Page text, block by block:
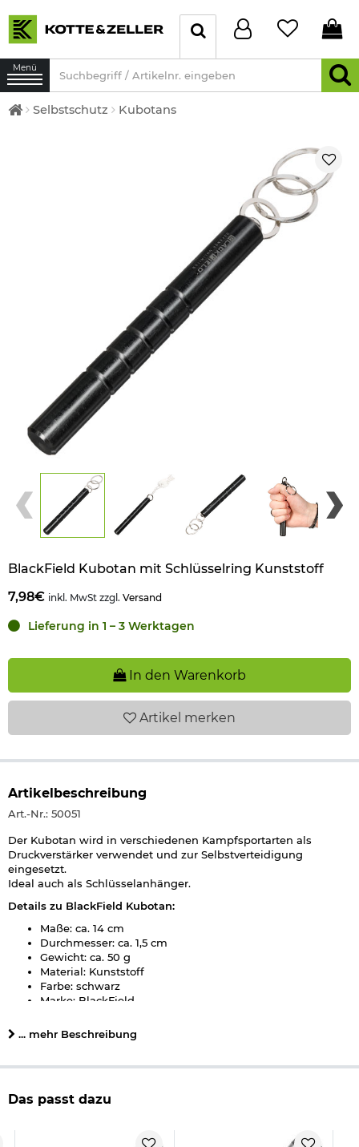
Menü
Selbstschutz Kubotans
BlackField Kubotan mit Schlüsselring Kunststoff
7,98€ inkl. MwSt zzgl. Versand
Lieferung in 1 – 3 Werktagen
In den Warenkorb
Artikel merken
Artikelbeschreibung
Art.-Nr.: 50051
Der Kubotan wird in verschiedenen Kampfsportarten als
Druckverstärker verwendet und zur Selbstverteidigung
eingesetzt.
Ideal auch als Schlüsselanhänger.
Details zu BlackField Kubotan:
Maße: ca. 14 cm
Durchmesser: ca. 1,5 cm
Gewicht: ca. 50 g
Material: Kunststoff
Farbe: schwarz
Marke: BlackField
Achtung:
Setzen Sie unsere Geräte nur im Notfall und zur
Notwehr ein!
... mehr Beschreibung
Das passt dazu